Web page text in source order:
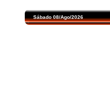
Sábado 08/Ago/2026